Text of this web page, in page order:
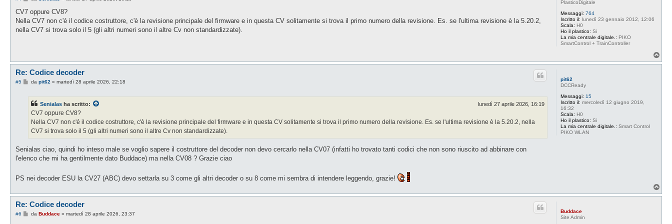
PlasticoDigitale
Messaggi: 764
Iscritto il: lunedì 23 gennaio 2012, 12:06
Scala: H0
Ho il plastico: Si
La mia centrale digitale.: PIKO
SmartControl + TrainController
s
a
g
CV7 oppure CV8?
Nella CV7 non c'é il codice costruttore, c'è la revisione principale del firmware e in questa CV solitamente si trova il primo numero della revisione. Es. se l'ultima revisione è la 5.20.2,
nella CV7 si trova solo il 5 (gli altri numeri sono il altre Cv non standardizzate).
o
pit62
DCCReady
Messaggi: 15
Iscritto il: mercoledì 12 giugno 2019,
16:32
Scala: H0
Ho il plastico: Si
La mia centrale digitale.: Smart Control
PIKO WLAN
Re: Codice decoder
#5
M
a
g
o
da pit62 » martedì 28 aprile 2026, 22:18
Senialas ha scritto: lunedì 27 aprile 2026, 16:19
CV7 oppure CV8?
Nella CV7 non c'é il codice costruttore, c'è la revisione principale del firmware e in questa CV solitamente si trova il primo numero della revisione. Es. se l'ultima revisione è la 5.20.2, nella
CV7 si trova solo il 5 (gli altri numeri sono il altre Cv non standardizzate).
Senialas ciao, quindi ho inteso male se voglio sapere il costruttore del decoder non devo cercarlo nella CV07 (infatti ho trovato tanti codici che non sono riuscito ad abbinare con
l'elenco che mi ha gentilmente dato Buddace) ma nella CV08 ? Grazie ciao
PS nei decoder ESU la CV27 (ABC) devo settarla su 3 come gli altri decoder o su 8 come mi sembra di intendere leggendo, grazie!
o
Buddace
Site Admin
Re: Codice decoder
#6
Mda Buddace» martedì 28 aprile 2026, 23:37